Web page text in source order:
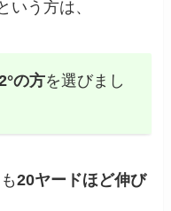
いう方は、
の方を選びまし
20ヤードほど伸び